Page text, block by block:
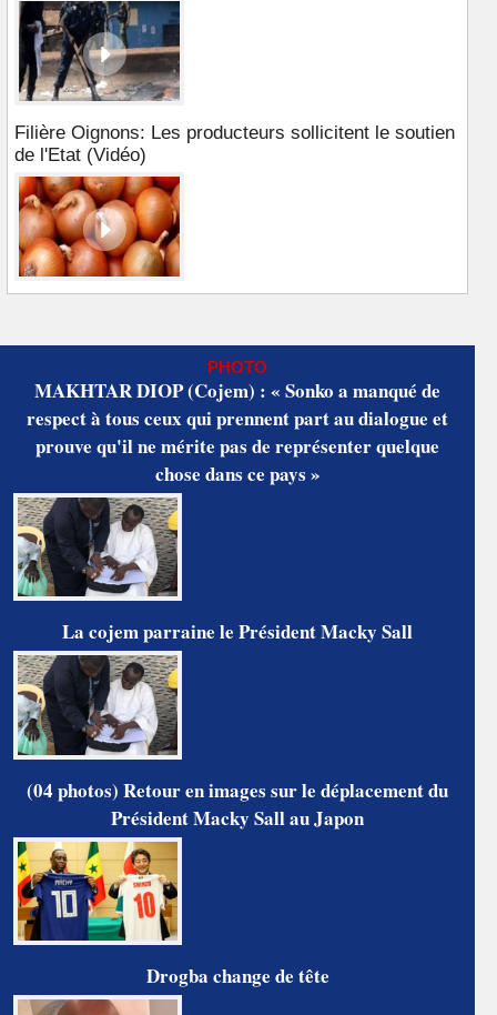
Filière Oignons: Les producteurs sollicitent le soutien
de l'Etat (Vidéo)
PHOTO
MAKHTAR DIOP (Cojem) : « Sonko a manqué de
respect à tous ceux qui prennent part au dialogue et
prouve qu'il ne mérite pas de représenter quelque
chose dans ce pays »
La cojem parraine le Président Macky Sall
(04 photos) Retour en images sur le déplacement du
Président Macky Sall au Japon
Drogba change de tête